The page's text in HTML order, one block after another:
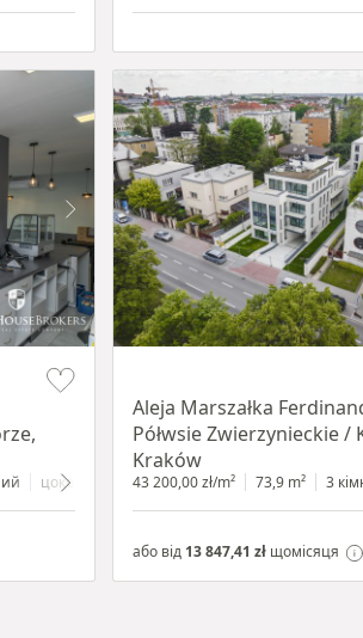
цокольний поверхз вітриною
Aleja Marszałka
Półwsie Zwierzynieckie /
Kraków
43 200,00 zł/m² 73,9 m² 3
або від 13 847,41 zł щомісяця